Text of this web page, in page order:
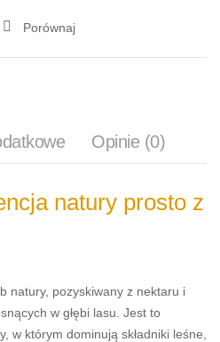
Porównaj
Opinie (0)
natury prosto z
natury, pozyskiwany z nektaru i
w głębi lasu. Jest to
w którym dominują składniki leśne,